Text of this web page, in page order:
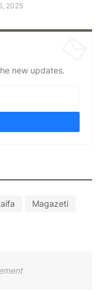
2025
new updates.
Magazeti